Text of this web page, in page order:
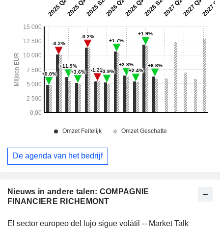
Nieuws in andere talen: COMPAGNIE
FINANCIERE RICHEMONT
El sector europeo del lujo sigue volátil -- Market Talk
De agenda van het bedrijf